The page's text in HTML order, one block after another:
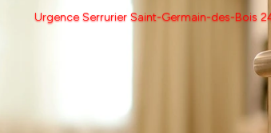
Urgence Serrurier Saint-Germain-des-Bois